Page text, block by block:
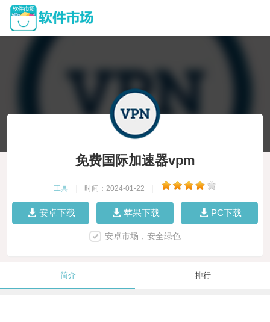
免费国际加速器vpm
工具 时间：2024-01-22
安卓下载 苹果下载 PC下载
安卓市场，安全绿色
简介 排行